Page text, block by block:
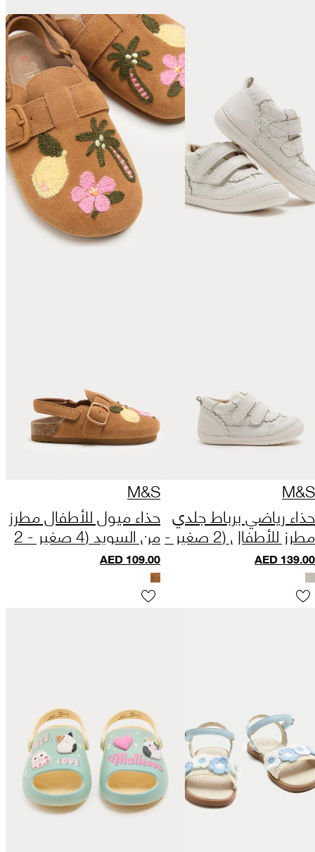
M&S
حذاء رياضي برباط جلدي
مطرز للأطفال (2 صغير -
5 صغير) AED139.00
M&S
حذاء ميول للأطفال مطرز
من السويد (4 صغير - 2
كبير) AED109.00